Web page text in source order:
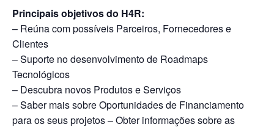
Principais objetivos do H4R:
– Reúna com possíveis Parceiros, Fornecedores e
Clientes
– Suporte no desenvolvimento de Roadmaps
Tecnológicos
– Descubra novos Produtos e Serviços
– Saber mais sobre Oportunidades de Financiamento
para os seus projetos – Obter informações sobre as